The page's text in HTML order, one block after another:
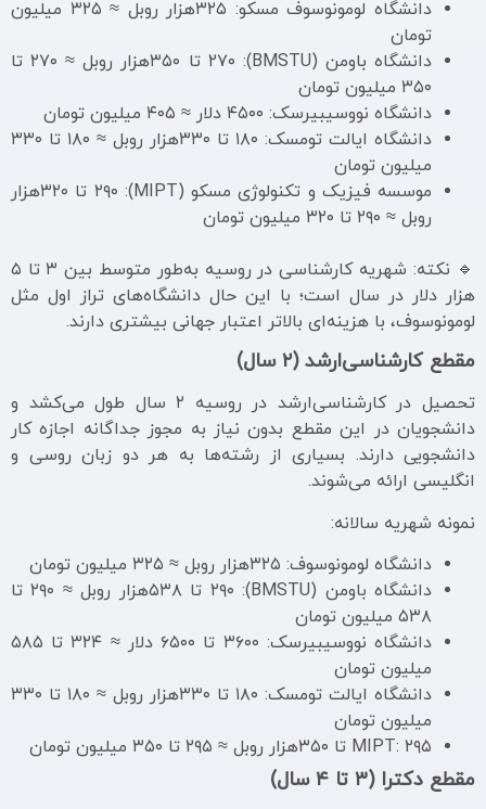
دانشگاه لومونوسوف مسکو: ۳۲۵هزار روبل ≈ ۳۲۵ میلیون
تومان
دانشگاه باومن (BMSTU): ۲۷۰ تا ۳۵۰هزار روبل ≈ ۲۷۰ تا
۳۵۰ میلیون تومان
دانشگاه نووسیبیرسک: ۴۵۰۰ دلار ≈ ۴۰۵ میلیون تومان
دانشگاه ایالت تومسک: ۱۸۰ تا ۳۳۰هزار روبل ≈ ۱۸۰ تا ۳۳۰
میلیون تومان
موسسه فیزیک و تکنولوژی مسکو (MIPT): ۲۹۰ تا ۳۲۰هزار
روبل ≈ ۲۹۰ تا ۳۲۰ میلیون تومان
🔹 نکته: شهریه کارشناسی در روسیه به‌طور متوسط بین ۳ تا ۵
هزار دلار در سال است؛ با این حال دانشگاه‌های تراز اول مثل
لومونوسوف، با هزینه‌ای بالاتر اعتبار جهانی بیشتری دارند.
مقطع کارشناسی‌ارشد (۲ سال)
تحصیل در کارشناسی‌ارشد در روسیه ۲ سال طول می‌کشد و
دانشجویان در این مقطع بدون نیاز به مجوز جداگانه اجازه کار
دانشجویی دارند. بسیاری از رشته‌ها به هر دو زبان روسی و
انگلیسی ارائه می‌شوند.
نمونه شهریه سالانه:
دانشگاه لومونوسوف: ۳۲۵هزار روبل ≈ ۳۲۵ میلیون تومان
دانشگاه باومن (BMSTU): ۲۹۰ تا ۵۳۸هزار روبل ≈ ۲۹۰ تا
۵۳۸ میلیون تومان
دانشگاه نووسیبیرسک: ۳۶۰۰ تا ۶۵۰۰ دلار ≈ ۳۲۴ تا ۵۸۵
میلیون تومان
دانشگاه ایالت تومسک: ۱۸۰ تا ۳۳۰هزار روبل ≈ ۱۸۰ تا ۳۳۰
میلیون تومان
MIPT: ۲۹۵ تا ۳۵۰هزار روبل ≈ ۲۹۵ تا ۳۵۰ میلیون تومان
مقطع دکترا (۳ تا ۴ سال)